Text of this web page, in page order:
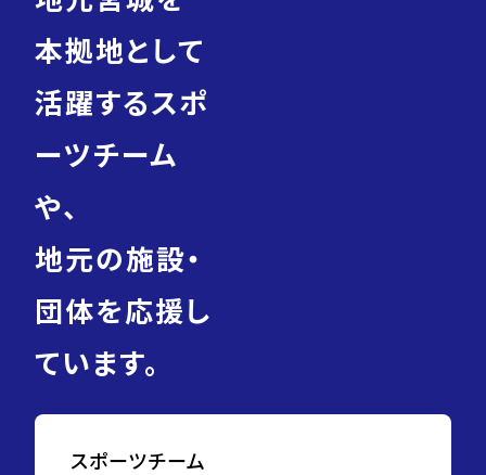
本拠地として
活躍するスポ
ーツチーム
や、
地元の施設・
団体を応援し
ています。
スポーツチーム